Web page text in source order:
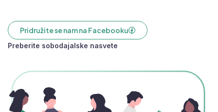
Pridružite se nam na Facebooku
Preberite sobodajalske nasvete